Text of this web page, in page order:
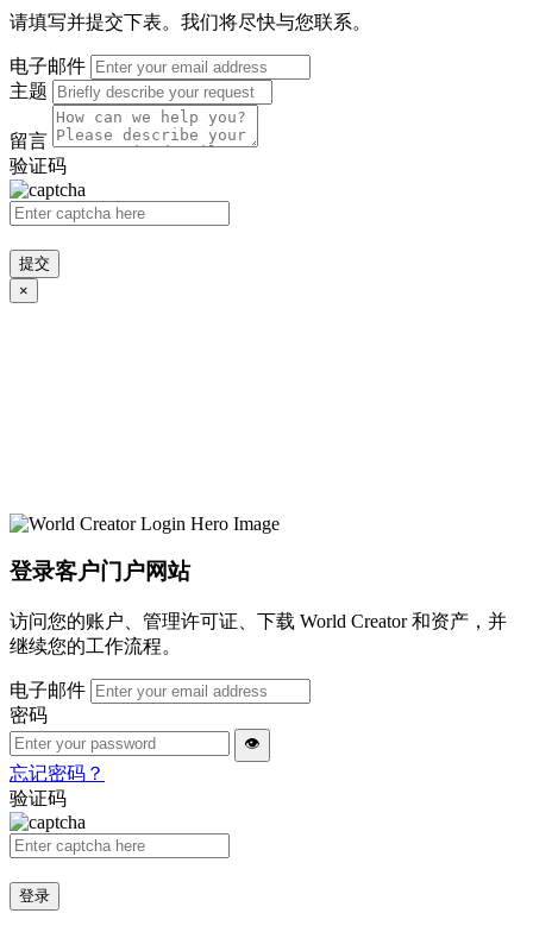
请填写并提交下表。我们将尽快与您联系。
电子邮件
主题
留言
验证码
提交
×
登录客户门户网站
访问您的账户、管理许可证、下载 World Creator 和资产，并
继续您的工作流程。
电子邮件
密码
👁
忘记密码？
验证码
登录